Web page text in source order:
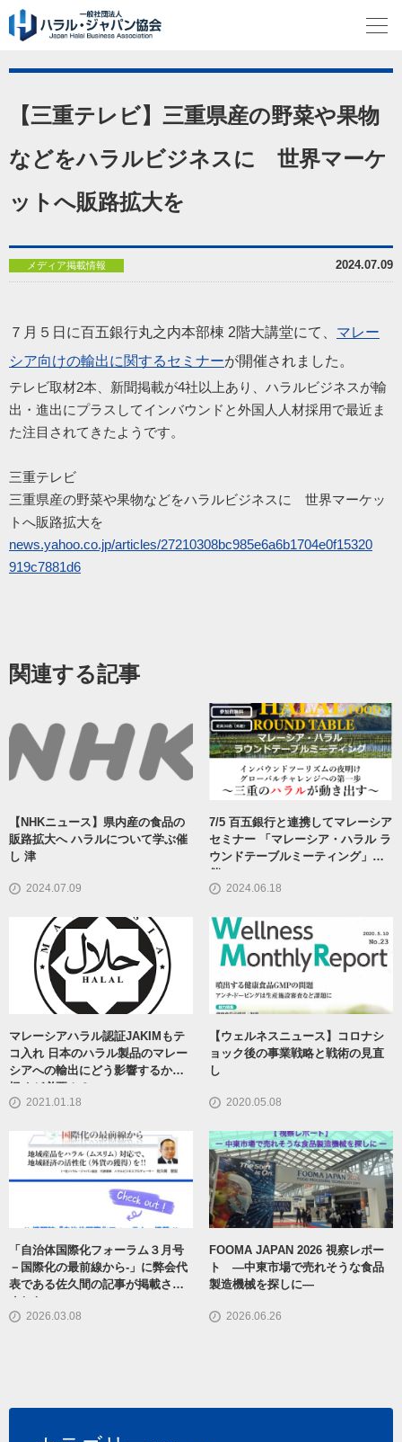
【三重テレビ】三重県産の野菜や果物
などをハラルビジネスに 世界マーケ
ットへ販路拡大を
2024.07.09
メディア掲載情報
７月５日に百五銀行丸之内本部棟 2階大講堂にて、 マレー
シア向けの輸出に関するセミナーが開催されました。
テレビ取材2本、新聞掲載が4社以上あり、ハラルビジネスが輸
出・ 進出にプラスしてインバウンドと外国人人材採用で最近ま
た注目されてきたようです。
三重テレビ
三重県産の野菜や果物などをハラルビジネスに 世界マーケッ
トへ販路拡大を
news.yahoo.co.jp/articles/27210308bc985e6a6b1704e0f15320
919c7881d6
関連する記事
【NHKニュース】県内産の食品の
販路拡大へ ハラルについて学ぶ催
し 津
2024.07.09
7/5 百五銀行と連携してマレーシア
セミナー 「マレーシア・ハラル ラ
ウンドテーブルミーティング」開
催
2024.06.18
マレーシアハラル認証JAKIMもテ
コ入れ 日本のハラル製品のマレー
シアへの輸出にどう影響するか見
極めが必要！？
2021.01.18
【ウェルネスニュース】コロナシ
ョック後の事業戦略と戦術の見直
し
2020.05.08
「自治体国際化フォーラム３月号
－国際化の最前線から-」に弊会代
表である佐久間の記事が掲載され
ました。
2026.03.08
FOOMA JAPAN 2026 視察レポー
ト ―中東市場で売れそうな食品
製造機械を探しに―
2026.06.26